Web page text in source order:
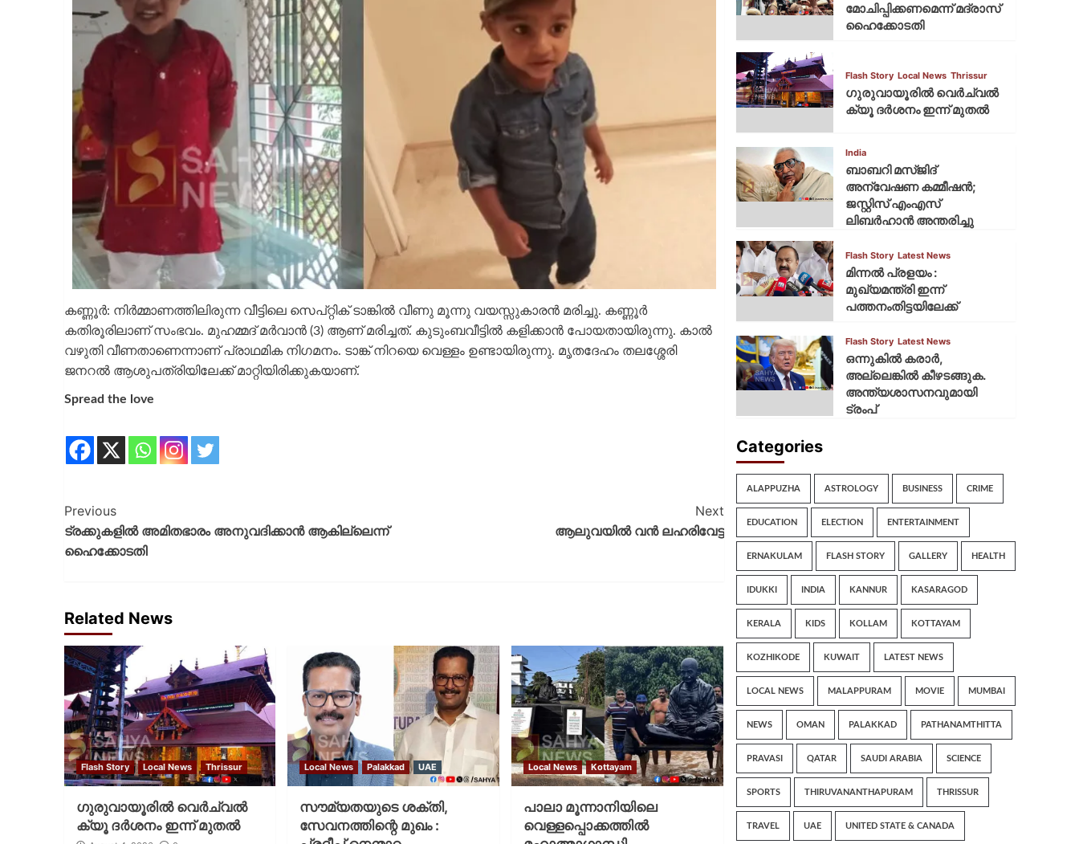
കണ്ണൂർ: നിർമ്മാണത്തിലിരുന്ന വീട്ടിലെ സെപ്റ്റിക് ടാങ്കിൽ വീണു മൂന്നു വയസ്സുകാരൻ മരിച്ചു. കണ്ണൂർ
കതിരൂരിലാണ് സംഭവം. മുഹമ്മദ് മർവാൻ (3) ആണ് മരിച്ചത്. കുടുംബവീട്ടിൽ കളിക്കാൻ പോയതായിരുന്നു. കാൽ
വഴുതി വീണതാണെന്നാണ് പ്രാഥമിക നിഗമനം. ടാങ്ക് നിറയെ വെള്ളം ഉണ്ടായിരുന്നു. മൃതദേഹം തലശ്ശേരി
ജനറൽ ആശുപത്രിയിലേക്ക് മാറ്റിയിരിക്കുകയാണ്.
Spread the love
Previous
ട്രക്കുകളിൽ അമിതഭാരം അനുവദിക്കാൻ ആകില്ലെന്ന്
ഹൈക്കോടതി
Next
ആലുവയിൽ വൻ ലഹരിവേട്ട
Related News
Flash Story Local News Thrissur
ഗുരുവായൂരില്‍ വെര്‍ച്വല്‍
ക്യൂ ദര്‍ശനം ഇന്ന് മുതല്‍
Local News Palakkad UAE
സൗമ്യതയുടെ ശക്തി,
സേവനത്തിന്റെ മുഖം :
Local News Kottayam
പാലാ മൂന്നാനിയിലെ
വെള്ളപ്പൊക്കത്തിൽ
മോചിപ്പിക്കണമെന്ന് മദ്രാസ്
ഹൈക്കോടതി
Flash Story Local News Thrissur
ഗുരുവായൂരില്‍ വെര്‍ച്വല്‍
ക്യൂ ദര്‍ശനം ഇന്ന് മുതല്‍
India
ബാബറി മസ്ജിദ്
അന്വേഷണ കമ്മീഷന്‍;
ജസ്റ്റിസ് എംഎസ്
ലിബര്‍ഹാന്‍ അന്തരിച്ചു
Flash Story Latest News
മിന്നല്‍ പ്രളയം :
മുഖ്യമന്ത്രി ഇന്ന്
പത്തനംതിട്ടയിലേക്ക്
Flash Story Latest News
ഒന്നുകില്‍ കരാര്‍,
അല്ലെങ്കില്‍ കീഴടങ്ങുക.
അന്ത്യശാസനവുമായി
ട്രംപ്
Categories
ALAPPUZHA ASTROLOGY BUSINESS CRIME
EDUCATION ELECTION ENTERTAINMENT
ERNAKULAM FLASH STORY GALLERY HEALTH
IDUKKI INDIA KANNUR KASARAGOD
KERALA KIDS KOLLAM KOTTAYAM
KOZHIKODE KUWAIT LATEST NEWS
LOCAL NEWS MALAPPURAM MOVIE MUMBAI
NEWS OMAN PALAKKAD PATHANAMTHITTA
PRAVASI QATAR SAUDI ARABIA SCIENCE
SPORTS THIRUVANANTHAPURAM THRISSUR
TRAVEL UAE UNITED STATE & CANADA